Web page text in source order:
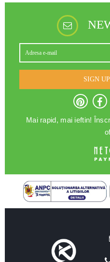
SIGN UP
Mai rapid, mai ieftin!